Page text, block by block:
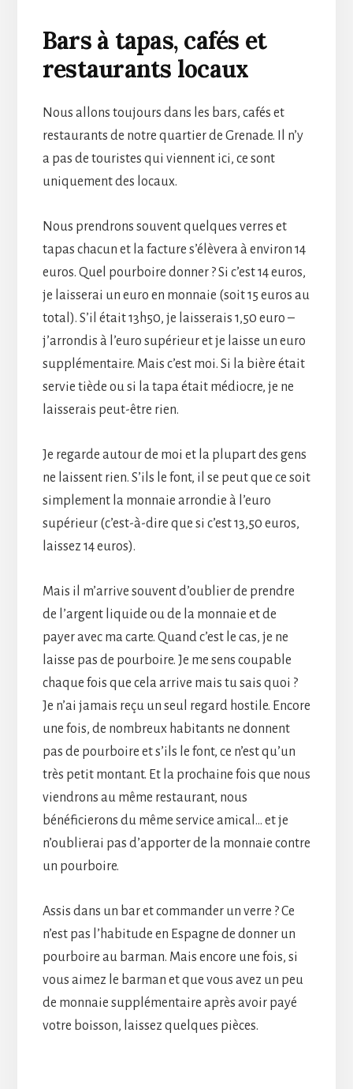
Bars à tapas, cafés et
restaurants locaux
Nous allons toujours dans les bars, cafés et
restaurants de notre quartier de Grenade. Il n’y
a pas de touristes qui viennent ici, ce sont
uniquement des locaux.
Nous prendrons souvent quelques verres et
tapas chacun et la facture s’élèvera à environ 14
euros. Quel pourboire donner ? Si c’est 14 euros,
je laisserai un euro en monnaie (soit 15 euros au
total). S’il était 13h50, je laisserais 1,50 euro –
j’arrondis à l’euro supérieur et je laisse un euro
supplémentaire. Mais c’est moi. Si la bière était
servie tiède ou si la tapa était médiocre, je ne
laisserais peut-être rien.
Je regarde autour de moi et la plupart des gens
ne laissent rien. S’ils le font, il se peut que ce soit
simplement la monnaie arrondie à l’euro
supérieur (c’est-à-dire que si c’est 13,50 euros,
laissez 14 euros).
Mais il m’arrive souvent d’oublier de prendre
de l’argent liquide ou de la monnaie et de
payer avec ma carte. Quand c’est le cas, je ne
laisse pas de pourboire. Je me sens coupable
chaque fois que cela arrive mais tu sais quoi ?
Je n’ai jamais reçu un seul regard hostile. Encore
une fois, de nombreux habitants ne donnent
pas de pourboire et s’ils le font, ce n’est qu’un
très petit montant. Et la prochaine fois que nous
viendrons au même restaurant, nous
bénéficierons du même service amical… et je
n’oublierai pas d’apporter de la monnaie contre
un pourboire.
Assis dans un bar et commander un verre ? Ce
n’est pas l’habitude en Espagne de donner un
pourboire au barman. Mais encore une fois, si
vous aimez le barman et que vous avez un peu
de monnaie supplémentaire après avoir payé
votre boisson, laissez quelques pièces.